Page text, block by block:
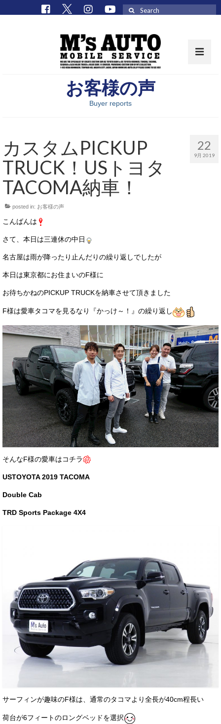
取扱車種一覧
M’sCollectionパーツ一覧
エムズオート
M’sCollection
エムズオートとは
店舗情報
店舗情報
会社概要
トップメッセージ
スタッフ紹介
ブログ
イベント
ニュース
スタッフブログ
お客様の声
お問い合わせ
メールフォーム
電話はこちら
お客様の声
Buyer reports
22
9月 2019
カスタムPICKUP
TRUCK！USトヨタ
TACOMA納車！
posted in: お客様の声
こんばんは
さて、本日は三連休の中日
名古屋は雨が降ったり止んだりの繰り返しでしたが
本日は東京都にお住まいのF様に
お待ちかねのPICKUP TRUCKを納車させて頂きました
F様は愛車タコマを見るなり『かっけ～！』の繰り返し
そんなF様の愛車はコチラ
USTOYOTA 2019 TACOMA
Double Cab
TRD Sports Package 4X4
サーフィンが趣味のF様は、通常のタコマより全長が40cm程長い
荷台が6フィートのロングベッドを選択